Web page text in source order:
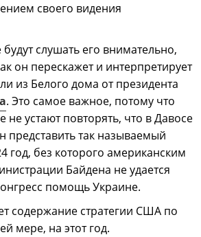
своего видения
слушать его внимательно,
он перескажет и интерпретирует
из Белого дома от президента
. Это самое важное, потому что
не устают повторять, что в Давосе
представить так называемый
год, без которого американским
Байдена не удается
помощь Украине.
содержание стратегии США по
мере, на этот год.